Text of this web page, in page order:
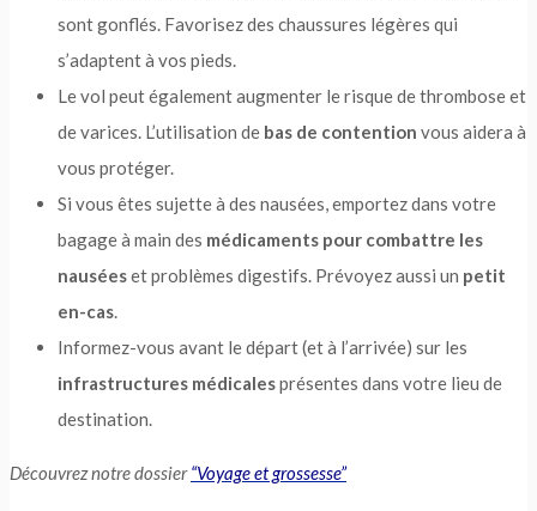
sont gonflés. Favorisez des chaussures légères qui
s’adaptent à vos pieds.
Le vol peut également augmenter le risque de thrombose et
de varices. L’utilisation de bas de contention vous aidera à
vous protéger.
Si vous êtes sujette à des nausées, emportez dans votre
bagage à main des médicaments pour combattre les
nauséeset problèmes digestifs. Prévoyez aussi un petit
en-cas.
Informez-vous avant le départ (et à l’arrivée) sur les
infrastructures médicalesprésentes dans votre lieu de
destination.
Découvrez notre dossier“Voyage et grossesse”